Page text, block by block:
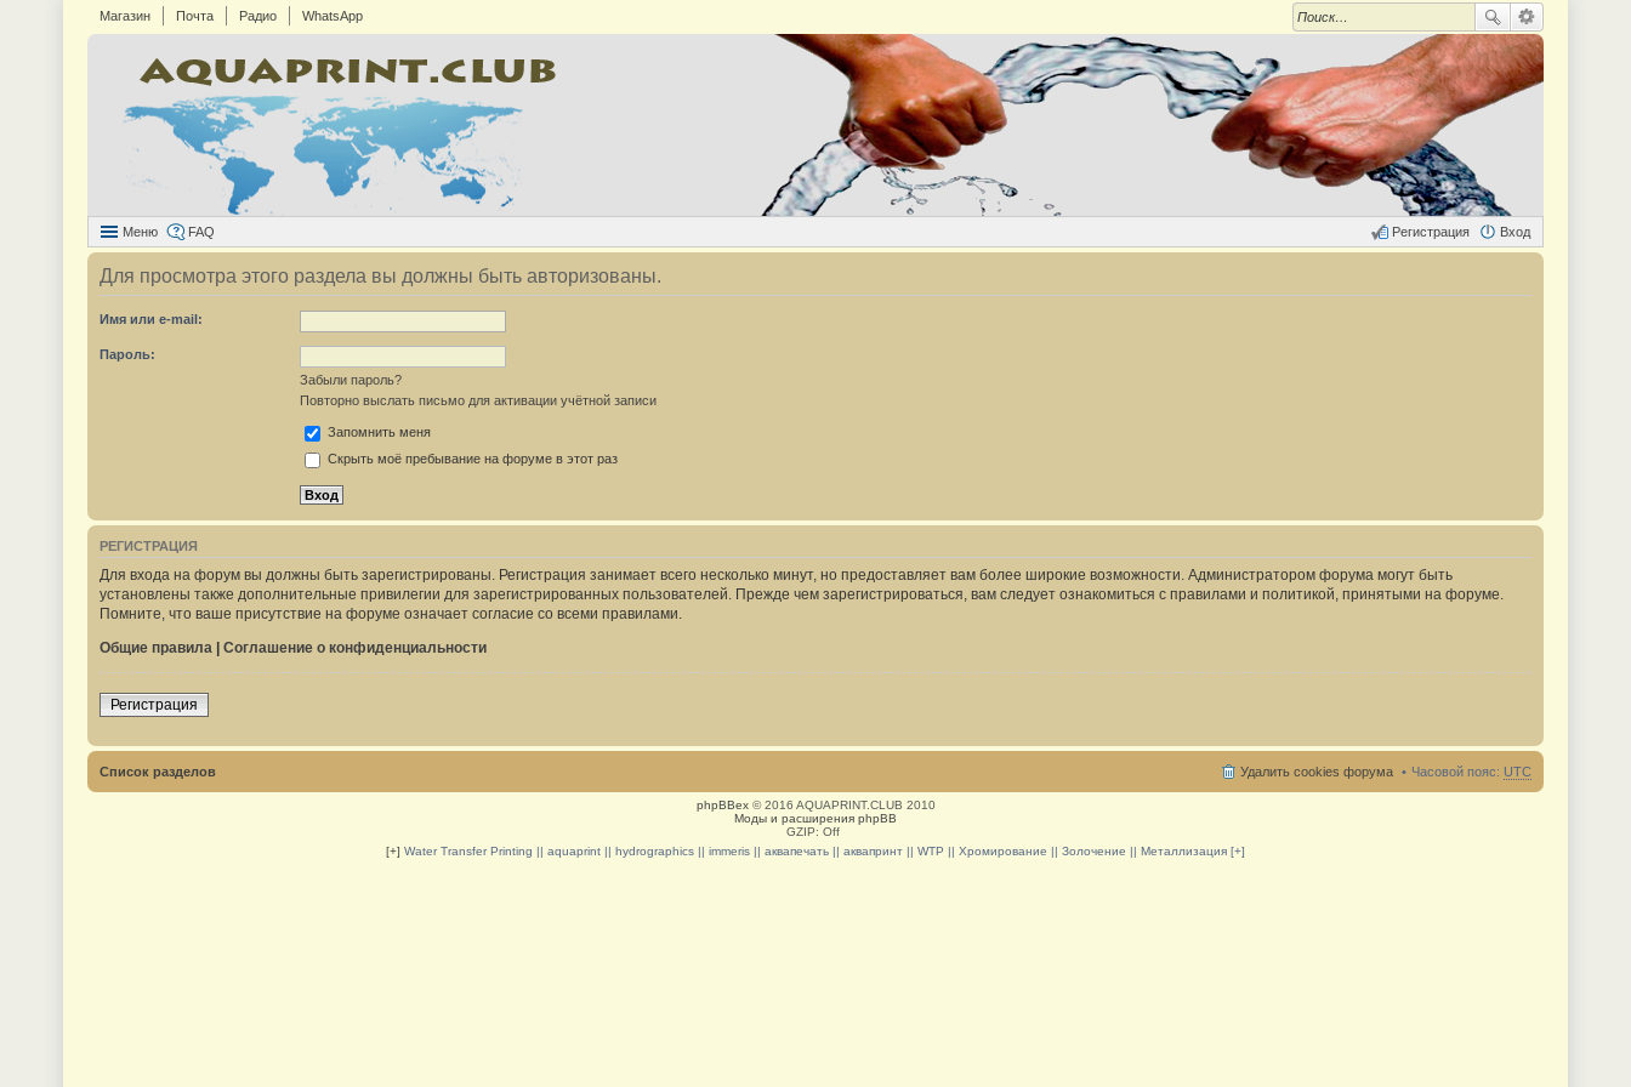
Магазин Почта Радио WhatsApp
Меню FAQ Вход
Регистрация
Для просмотра этого раздела вы должны быть авторизованы.
Имя или e-mail:
Пароль:
Забыли пароль?
Повторно выслать письмо для активации учётной записи
Запомнить меня
Скрыть моё пребывание на форуме в этот раз
РЕГИСТРАЦИЯ
Для входа на форум вы должны быть зарегистрированы. Регистрация занимает всего несколько минут, но предоставляет вам более широкие возможности. Администратором форума могут быть
установлены также дополнительные привилегии для зарегистрированных пользователей. Прежде чем зарегистрироваться, вам следует ознакомиться с правилами и политикой, принятыми на форуме.
Помните, что ваше присутствие на форуме означает согласие со всеми правилами.
Общие правила | Соглашение о конфиденциальности
Регистрация
Список разделов Часовой пояс: UTC
Удалить cookies форума
phpBBex© 2016 AQUAPRINT.CLUB 2010
Моды и расширения phpBB
GZIP: Off
[+] Water Transfer Printing || aquaprint || hydrographics || immeris || аквапечать || аквапринт || WTP || Хромирование || Золочение || Металлизация [+]